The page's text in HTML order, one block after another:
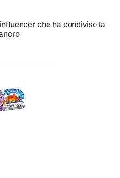
che ha condiviso la